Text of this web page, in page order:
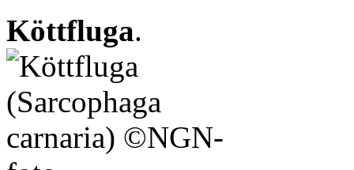
Köttfluga.